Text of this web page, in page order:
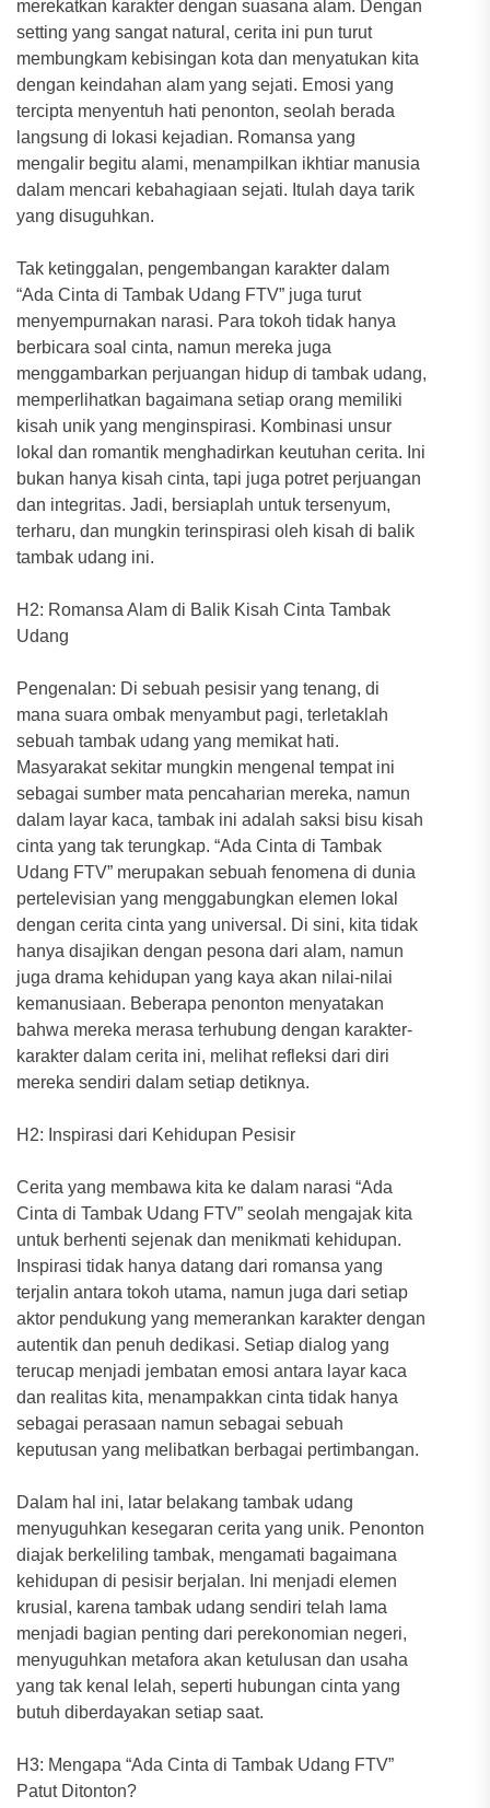
merekatkan karakter dengan suasana alam. Dengan
setting yang sangat natural, cerita ini pun turut
membungkam kebisingan kota dan menyatukan kita
dengan keindahan alam yang sejati. Emosi yang
tercipta menyentuh hati penonton, seolah berada
langsung di lokasi kejadian. Romansa yang
mengalir begitu alami, menampilkan ikhtiar manusia
dalam mencari kebahagiaan sejati. Itulah daya tarik
yang disuguhkan.
Tak ketinggalan, pengembangan karakter dalam
“Ada Cinta di Tambak Udang FTV” juga turut
menyempurnakan narasi. Para tokoh tidak hanya
berbicara soal cinta, namun mereka juga
menggambarkan perjuangan hidup di tambak udang,
memperlihatkan bagaimana setiap orang memiliki
kisah unik yang menginspirasi. Kombinasi unsur
lokal dan romantik menghadirkan keutuhan cerita. Ini
bukan hanya kisah cinta, tapi juga potret perjuangan
dan integritas. Jadi, bersiaplah untuk tersenyum,
terharu, dan mungkin terinspirasi oleh kisah di balik
tambak udang ini.
H2: Romansa Alam di Balik Kisah Cinta Tambak
Udang
Pengenalan: Di sebuah pesisir yang tenang, di
mana suara ombak menyambut pagi, terletaklah
sebuah tambak udang yang memikat hati.
Masyarakat sekitar mungkin mengenal tempat ini
sebagai sumber mata pencaharian mereka, namun
dalam layar kaca, tambak ini adalah saksi bisu kisah
cinta yang tak terungkap. “Ada Cinta di Tambak
Udang FTV” merupakan sebuah fenomena di dunia
pertelevisian yang menggabungkan elemen lokal
dengan cerita cinta yang universal. Di sini, kita tidak
hanya disajikan dengan pesona dari alam, namun
juga drama kehidupan yang kaya akan nilai-nilai
kemanusiaan. Beberapa penonton menyatakan
bahwa mereka merasa terhubung dengan karakter-
karakter dalam cerita ini, melihat refleksi dari diri
mereka sendiri dalam setiap detiknya.
H2: Inspirasi dari Kehidupan Pesisir
Cerita yang membawa kita ke dalam narasi “Ada
Cinta di Tambak Udang FTV” seolah mengajak kita
untuk berhenti sejenak dan menikmati kehidupan.
Inspirasi tidak hanya datang dari romansa yang
terjalin antara tokoh utama, namun juga dari setiap
aktor pendukung yang memerankan karakter dengan
autentik dan penuh dedikasi. Setiap dialog yang
terucap menjadi jembatan emosi antara layar kaca
dan realitas kita, menampakkan cinta tidak hanya
sebagai perasaan namun sebagai sebuah
keputusan yang melibatkan berbagai pertimbangan.
Dalam hal ini, latar belakang tambak udang
menyuguhkan kesegaran cerita yang unik. Penonton
diajak berkeliling tambak, mengamati bagaimana
kehidupan di pesisir berjalan. Ini menjadi elemen
krusial, karena tambak udang sendiri telah lama
menjadi bagian penting dari perekonomian negeri,
menyuguhkan metafora akan ketulusan dan usaha
yang tak kenal lelah, seperti hubungan cinta yang
butuh diberdayakan setiap saat.
H3: Mengapa “Ada Cinta di Tambak Udang FTV”
Patut Ditonton?